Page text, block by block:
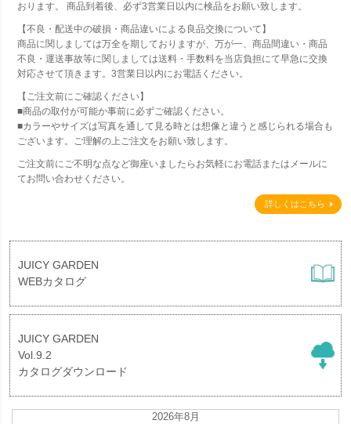
おります。 商品到着後、必ず3営業日以内に検品をお願い致します。
【不良・配送中の破損・商品違いによる良品交換について】
商品に関しましては万全を期しておりますが、万が一、商品間違い・商品
不良・運送事故等に関しましては送料・手数料を当店負担にて早急に交換
対応させて頂きます。3営業日以内にお電話ください。
【ご注文前にご確認ください】
■商品の取付が可能か事前に必ずご確認ください。
■カラーやサイズは写真を通して見る時とは想像と違うと感じられる場合も
ございます。ご理解の上ご注文をお願い致します。
ご注文前にご不明な点など御座いましたらお気軽にお電話またはメールに
てお問い合わせください。
詳しくはこちら
JUICY GARDEN
WEBカタログ
JUICY GARDEN
Vol.9.2
カタログダウンロード
2026年8月